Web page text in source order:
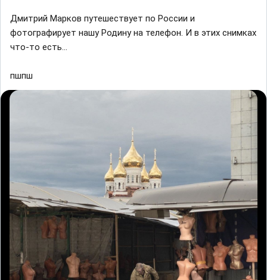
Дмитрий Мaрков путешествует по России и
фотографирует нашу Родину на телефон. И в этих снимках
что-то есть...
пшпш